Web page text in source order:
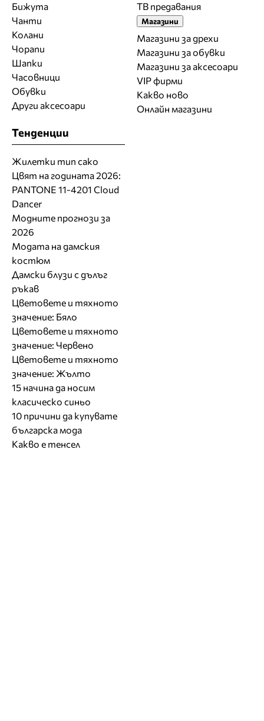
Бижута
Чанти
Колани
Чорапи
Шапки
Часовници
Обувки
Други аксесоари
ТВ предавания
Магазини
Магазини за дрехи
Магазини за обувки
Магазини за aксесоари
VIP фирми
Какво ново
Онлайн магазини
Тенденции
Жилетки тип сако
Цвят на годината 2026:
PANTONE 11-4201 Cloud
Dancer
Модните прогнози за
2026
Модата на дамския
костюм
Дамски блузи с дълъг
ръкав
Цветовете и тяхното
значение: Бяло
Цветовете и тяхното
значение: Червено
Цветовете и тяхното
значение: Жълто
15 начина да носим
класическо синьо
10 причини да купувате
българска мода
Какво е тенсел